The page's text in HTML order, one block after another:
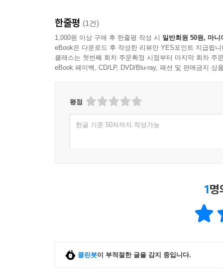
한줄평 (1건)
1,000원 이상 구매 후 한줄평 작성 시 일반회원 50원, 마니
eBook은 다운로드 후 작성한 리뷰만 YES포인트 지급됩니
클래스는 첫번째 회차 주문확정 시점부터 마지막 회차 주
eBook 페이백, CD/LP, DVD/Blu-ray, 패션 및 판매금지 상
평점
한글 기준 50자까지 작성가능
1명
클린봇이 부적절한 글을 감지 중입니다.